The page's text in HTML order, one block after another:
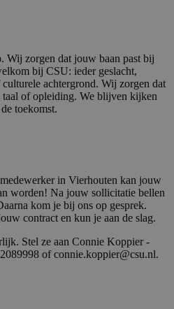
zorgen dat jouw baan past bij
bij CSU: ieder geslacht,
achtergrond. Wij zorgen dat
taal of opleiding. We blijven kijken
toekomst.
in Vierhouten kan jouw
worden! Na jouw sollicitatie bellen
kom je bij ons op gesprek.
contract en kun je aan de slag.
Stel ze aan Connie Koppier -
of connie.koppier@csu.nl.